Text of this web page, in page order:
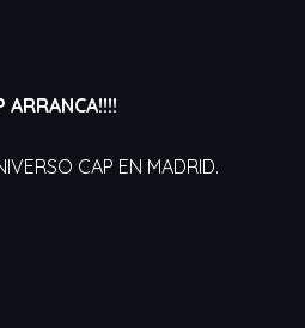
ARRANCA!!!!
CAP EN MADRID.